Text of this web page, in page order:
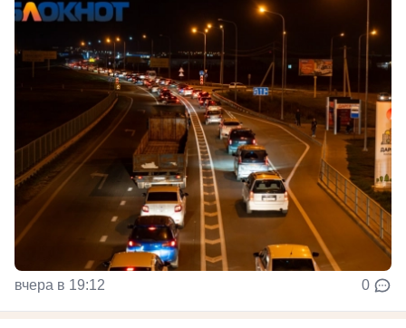
вчера в 19:12 0